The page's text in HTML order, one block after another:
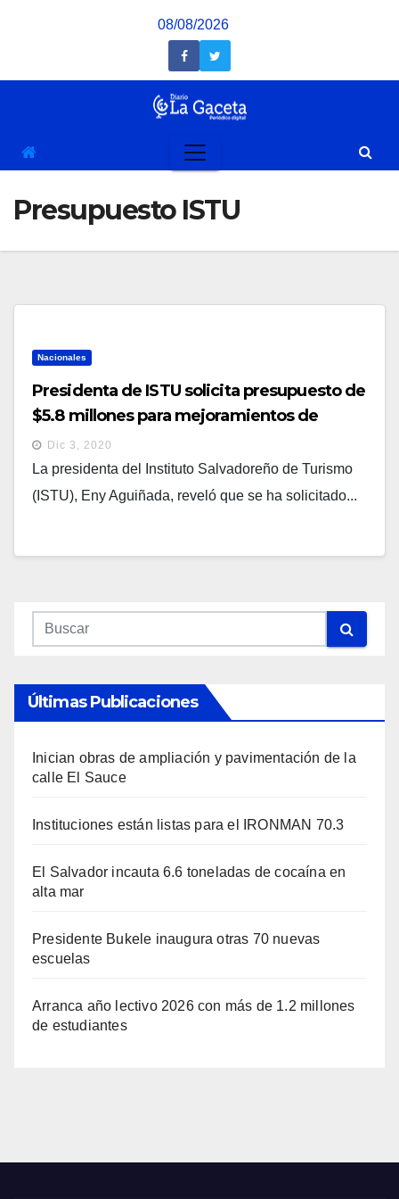
08/08/2026
Presupuesto ISTU
Nacionales
Presidenta de ISTU solicita presupuesto de
$5.8 millones para mejoramientos de
parques nacionales
Dic 3, 2020
La presidenta del Instituto Salvadoreño de Turismo
(ISTU), Eny Aguiñada, reveló que se ha solicitado...
Últimas Publicaciones
Inician obras de ampliación y pavimentación de la
calle El Sauce
Instituciones están listas para el IRONMAN 70.3
El Salvador incauta 6.6 toneladas de cocaína en
alta mar
Presidente Bukele inaugura otras 70 nuevas
escuelas
Arranca año lectivo 2026 con más de 1.2 millones
de estudiantes